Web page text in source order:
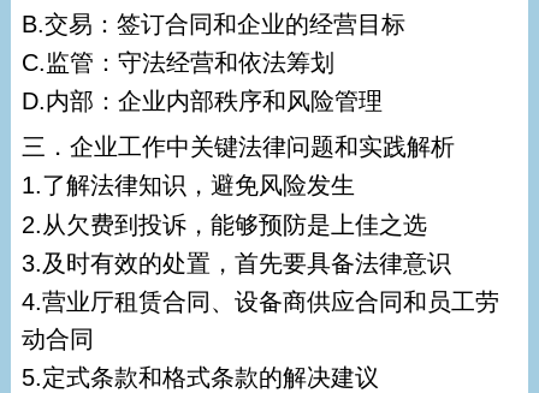
B.交易：签订合同和企业的经营目标
C.监管：守法经营和依法筹划
D.内部：企业内部秩序和风险管理
三．企业工作中关键法律问题和实践解析
1.了解法律知识，避免风险发生
2.从欠费到投诉，能够预防是上佳之选
3.及时有效的处置，首先要具备法律意识
4.营业厅租赁合同、设备商供应合同和员工劳
动合同
5.定式条款和格式条款的解决建议